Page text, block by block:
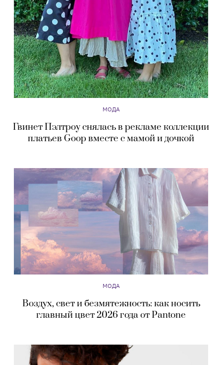
МОДА
Гвинет Пэлтроу снялась в рекламе коллекции
платьев Goop вместе с мамой и дочкой
МОДА
Воздух, свет и безмятежность: как носить
главный цвет 2026 года от Pantone